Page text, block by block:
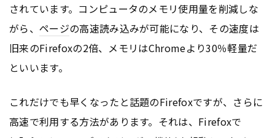
されています。コンピュータのメモリ使用量を削減しな
がら、 ページの高速読み込みが可能になり、その速度は
旧来のFirefoxの2倍、メモリはChromeより30％軽量だ
といいます。
これだけでも早くなったと話題のFirefoxですが、さらに
高速で利用する方法があります。それは、Firefoxで